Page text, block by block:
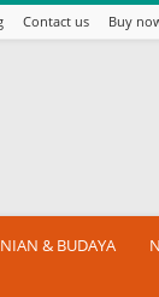
Contact us Buy
& BUDAYA